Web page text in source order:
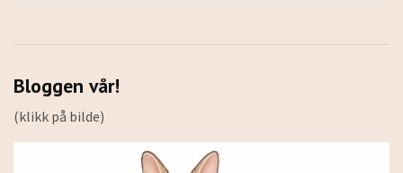
Bloggen vår!
(klikk på bilde)